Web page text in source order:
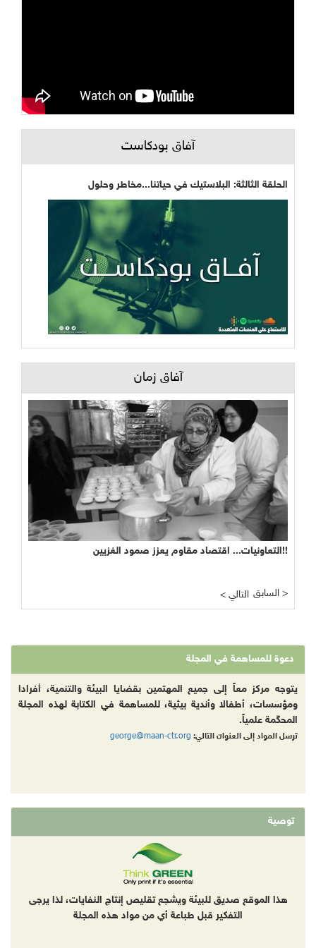
آفاق بودكاست
الحلقة الثالثة: البلاستيك في حياتنا...مخاطر وحلول
آفاق زمان
التعاونيات... اقتصاد مقاوم يعزز صمود الغزيين!!
< التالي السابق >
دعوة للمساهمة في المجلة
يتوجه مركز معاً إلى جميع المهتمين بقضايا البيئة والتنمية، أفرادا
ومؤسسات، أطفالا وأندية بيئية، للمساهمة في الكتابة لهذه المجلة
المحكّمة علمياً.
ترسل المواد إلى العنوان التالي: george@maan-ctr.org
توصية
هذا الموقع صديق للبيئة ويشجع تقليص إنتاج النفايات، لذا يرجى
التفكير قبل طباعة أي من مواد هذه المجلة